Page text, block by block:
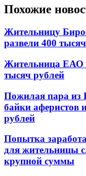
Похожие
Жительницу
развели 400
Жительница ЕАО
тысяч рублей
Пожилая пара из
байки аферистов
рублей
Попытка
для жительницы
крупной суммы